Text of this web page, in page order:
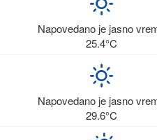
Napovedano je jasno
25.4°C
Napovedano je jasno
29.6°C